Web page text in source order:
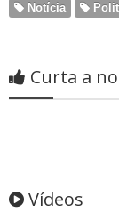
Notícia
Curta a
Vídeos